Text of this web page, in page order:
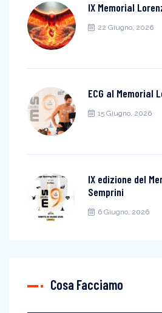
IX Memorial
22 Giugno, 2026
ECG al Memorial
15 Giugno, 2026
IX edizione del
Semprini
6 Giugno, 2026
Cosa Facciamo